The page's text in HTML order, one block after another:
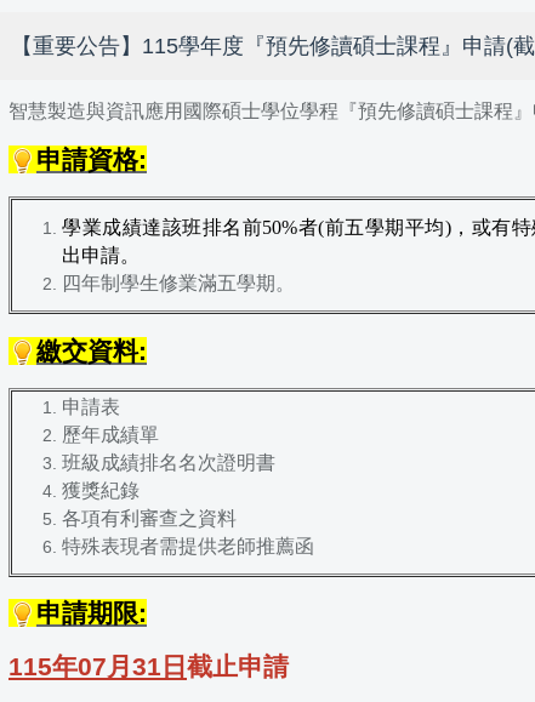
【重要公告】115學年度『預先修讀碩士課程』申請(
智慧製造與資訊應用國際碩士學位學程『預先修讀碩士課程
申請資格:
學業成績達該班排名前50%者(前五學期平均)，或有特
出申請。
四年制學生修業滿五學期。
繳交資料:
申請表
歷年成績單
班級成績排名名次證明書
獲獎紀錄
各項有利審查之資料
特殊表現者需提供老師推薦函
申請期限:
115年07月31日 截止申請